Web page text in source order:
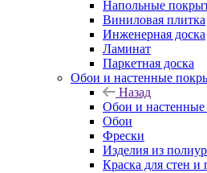
Напольные
Виниловая плитка
Инженерная доска
Ламинат
Паркетная доска
Обои и настенные
Назад
Обои и
Обои
Фрески
Изделия из
Краска для стен и